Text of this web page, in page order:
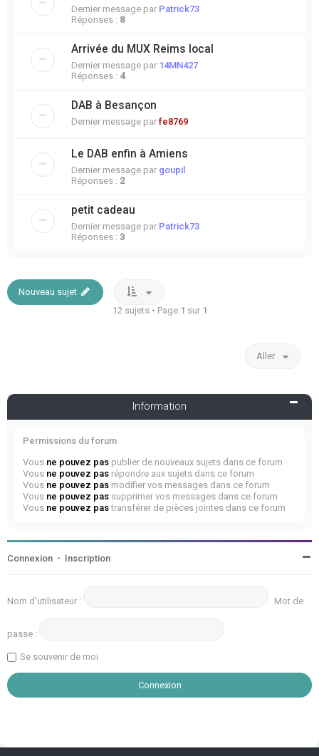
Dernier message par Patrick73
Réponses : 8
Arrivée du MUX Reims local
Dernier message par 14MN427
Réponses : 4
DAB à Besançon
Dernier message par fe8769
Le DAB enfin à Amiens
Dernier message par goupil
Réponses : 2
petit cadeau
Dernier message par Patrick73
Réponses : 3
Nouveau sujet
12 sujets • Page 1 sur 1
Aller
Information
Permissions du forum
Vous ne pouvez pas publier de nouveaux sujets dans ce forum
Vous ne pouvez pas répondre aux sujets dans ce forum
Vous ne pouvez pas modifier vos messages dans ce forum
Vous ne pouvez pas supprimer vos messages dans ce forum
Vous ne pouvez pastransférer de pièces jointes dans ce forum
Connexion • Inscription
Nom d’utilisateur : Mot de
passe :
Se souvenir de moi